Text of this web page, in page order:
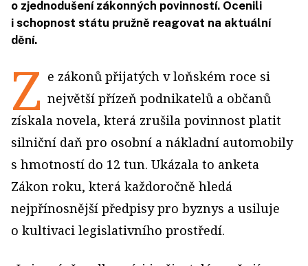
o zjednodušení zákonných povinností. Ocenili
i schopnost státu pružně reagovat na aktuální
dění.
Z e zákonů přijatých v loňském roce si
největší přízeň podnikatelů a občanů
získala novela, která zrušila povinnost platit
silniční daň pro osobní a nákladní automobily
s hmotností do 12 tun. Ukázala to anketa
Zákon roku, která každoročně hledá
nejpřínosnější předpisy pro byznys a usiluje
o kultivaci legislativního prostředí.